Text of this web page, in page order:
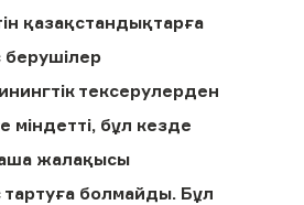
қазақстандықтарға
тексерулерден
міндетті, бұл кезде
жалақысы
болмайды. Бұл